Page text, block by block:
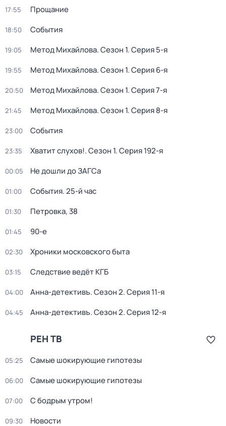
17:55 Прощание
18:50 События
19:05 Метод Михайлова. Сезон 1. Серия 5-я
19:55 Метод Михайлова. Сезон 1. Серия 6-я
20:50 Метод Михайлова. Сезон 1. Серия 7-я
21:45 Метод Михайлова. Сезон 1. Серия 8-я
23:00 События
23:35 Хватит слухов!. Сезон 1. Серия 192-я
00:05 Не дошли до ЗАГСа
01:00 События. 25-й час
01:30 Петровка, 38
01:45 90-е
02:30 Хроники московского быта
03:15 Следствие ведёт КГБ
04:00 Анна-детективъ. Сезон 2. Серия 11-я
04:45 Анна-детективъ. Сезон 2. Серия 12-я
РЕН ТВ
05:25 Самые шoкиpующие гипотезы
06:00 Самые шoкиpующие гипотезы
07:00 С бодрым утром!
09:30 Новости